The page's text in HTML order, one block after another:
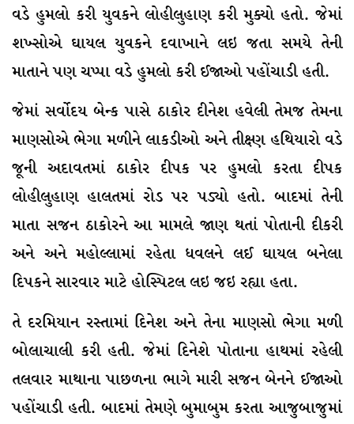
વડે હુમલો કરી યુવકને લોહીલુહાણ કરી મુક્યો હતો. જેમાં
શખ્સોએ ઘાયલ યુવકને દવાખાને લઇ જતા સમયે તેની
માતાને પણ ચપ્પા વડે હુમલો કરી ઈજાઓ પહોંચાડી હતી.
જેમાં સર્વોદય બેન્ક પાસે ઠાકોર દીનેશ હવેલી તેમજ તેમના
માણસોએ ભેગા મળીને લાકડીઓ અને તીક્ષ્ણ હથિયારો વડે
જૂની અદાવતમાં ઠાકોર દીપક પર હુમલો કરતા દીપક
લોહીલુહાણ હાલતમાં રોડ પર પડ્યો હતો. બાદમાં તેની
માતા સજન ઠાકોરને આ મામલે જાણ થતાં પોતાની દીકરી
અને અને મહોલ્લામાં રહેતા ધવલને લઈ ઘાયલ બનેલા
દિપકને સારવાર માટે હોસ્પિટલ લઇ જઇ રહ્યા હતા.
તે દરમિયાન રસ્તામાં દિનેશ અને તેના માણસો ભેગા મળી
બોલાચાલી કરી હતી. જેમાં દિનેશે પોતાના હાથમાં રહેલી
તલવાર માથાના પાછળના ભાગે મારી સજન બેનને ઈજાઓ
પહોંચાડી હતી. બાદમાં તેમણે બુમાબુમ કરતા આજુબાજુમાં